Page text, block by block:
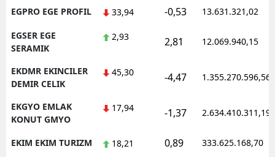
EGPRO EGE PROFIL 33,94 -0,53 13.631.321,02
EGSER EGE
SERAMIK
2,93 2,81 12.069.940,15
EKDMR EKINCILER
DEMIR CELIK
45,30 -4,47 1.355.270.596,56
EKGYO EMLAK
KONUT GMYO
17,94 -1,37 2.634.410.311,19
EKIM EKIM TURIZM 18,21 0,89 333.625.168,70